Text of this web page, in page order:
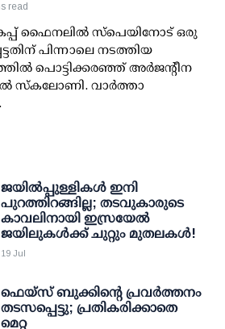
read
ഫൈനലില്‍ സ്‌പെയിനോട് ഒരു
പിന്നാലെ നടത്തിയ
പൊട്ടിക്കരഞ്ഞ് അര്‍ജന്റീന
സ്‌കലോണി. വാര്‍ത്താ
ജയില്‍പ്പുള്ളികള്‍ ഇനി
പുറത്തിറങ്ങില്ല; തടവുകാരുടെ
കാവലിനായി ഇസ്രയേല്‍
ജയിലുകള്‍ക്ക് ചുറ്റും മുതലകള്‍!
19 Jul
ഫെയ്‌സ് ബുക്കിന്റെ പ്രവര്‍ത്തനം
തടസപ്പെട്ടു; പ്രതികരിക്കാതെ
മെറ്റ